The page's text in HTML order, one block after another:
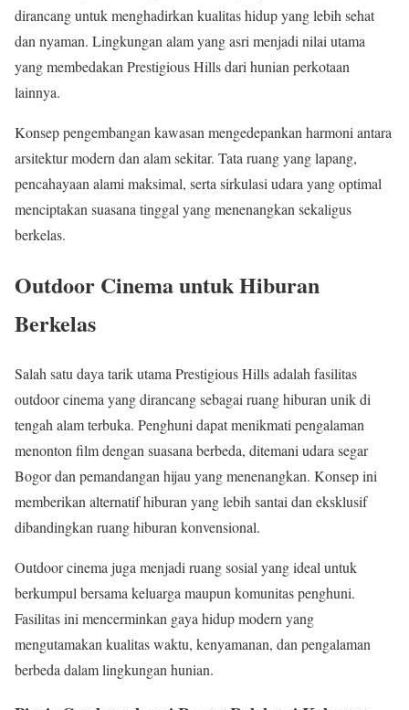
dirancang untuk menghadirkan kualitas hidup yang lebih sehat
dan nyaman. Lingkungan alam yang asri menjadi nilai utama
yang membedakan Prestigious Hills dari hunian perkotaan
lainnya.
Konsep pengembangan kawasan mengedepankan harmoni antara
arsitektur modern dan alam sekitar. Tata ruang yang lapang,
pencahayaan alami maksimal, serta sirkulasi udara yang optimal
menciptakan suasana tinggal yang menenangkan sekaligus
berkelas.
Outdoor Cinema untuk Hiburan
Berkelas
Salah satu daya tarik utama Prestigious Hills adalah fasilitas
outdoor cinema yang dirancang sebagai ruang hiburan unik di
tengah alam terbuka. Penghuni dapat menikmati pengalaman
menonton film dengan suasana berbeda, ditemani udara segar
Bogor dan pemandangan hijau yang menenangkan. Konsep ini
memberikan alternatif hiburan yang lebih santai dan eksklusif
dibandingkan ruang hiburan konvensional.
Outdoor cinema juga menjadi ruang sosial yang ideal untuk
berkumpul bersama keluarga maupun komunitas penghuni.
Fasilitas ini mencerminkan gaya hidup modern yang
mengutamakan kualitas waktu, kenyamanan, dan pengalaman
berbeda dalam lingkungan hunian.